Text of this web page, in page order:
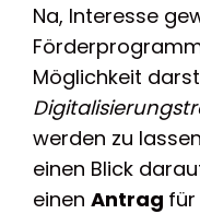
Na, Interesse
Möglichkeit
werden zu
einen Blick
einen Antrag für